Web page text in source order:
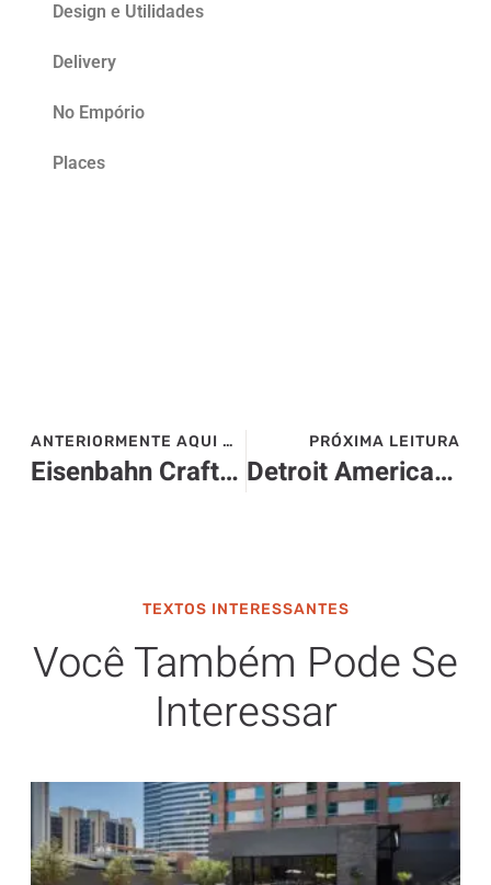
Design e Utilidades
Delivery
No Empório
Places
ANTERIORMENTE AQUI NO SITE>>>
Eisenbahn Craft Garten – Curitiba – 4 e 5 de fevereiro
PRÓXIMA LEITURA
Detroit American Steakhouse – São Paulo
TEXTOS INTERESSANTES
Você Também Pode Se
Interessar